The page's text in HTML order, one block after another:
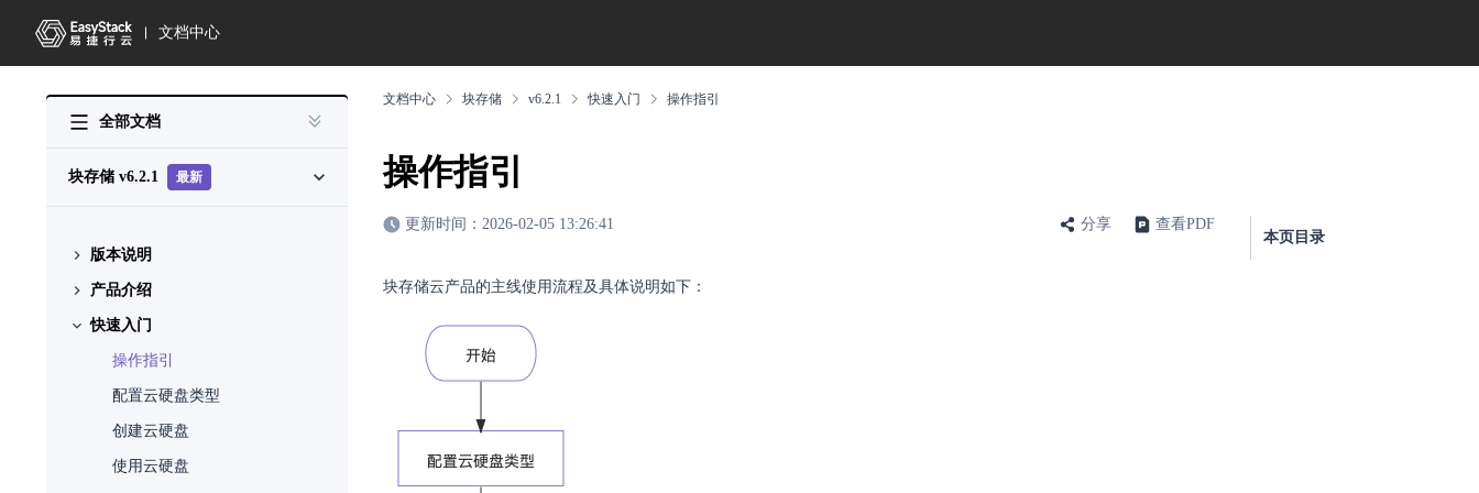
文档中心
全部文档
块存储 v6.2.1 最新
版本说明
版本说明书
产品介绍
什么是块存储
使用场景
基本概念
产品获取
权限说明
快速入门
操作指引
配置云硬盘类型
创建云硬盘
使用云硬盘
文档中心 块存储 v6.2.1 快速入门 操作指引
操作指引
更新时间：2026-02-05 13:26:41 分享 查看PDF
块存储云产品的主线使用流程及具体说明如下：
本页目录